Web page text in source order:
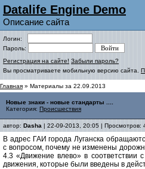
Datalife Engine Demo
Описание сайта
Логин:
Пароль:
Регистрация на сайте! Забыли пароль?
Вы просматриваете мобильную версию сайта.
Главная » Материалы за 22.09.2013
Новые знаки - новые стандарты ....
Категория: Происшествия
автор: Dasha | 22-09-2013, 20:05 | Просмотров:
В адрес ГАИ города Луганска
с вопросом, почему не изменены
4.3 «Движение влево» в соответствии
движения, которые были введены в